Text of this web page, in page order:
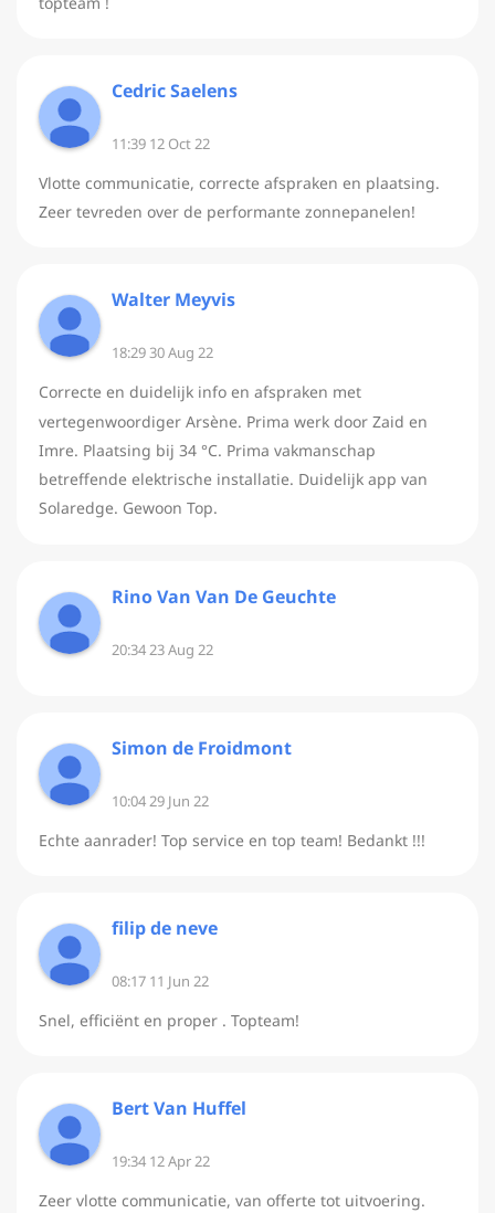
Cedric Saelens
11:39 12 Oct 22
Vlotte communicatie, correcte afspraken en plaatsing.
Zeer tevreden over de performante zonnepanelen!
Walter Meyvis
18:29 30 Aug 22
Correcte en duidelijk info en afspraken met
vertegenwoordiger Arsène. Prima werk door Zaid en
Imre. Plaatsing bij 34 °C. Prima vakmanschap
betreffende elektrische installatie. Duidelijk app van
Solaredge. Gewoon Top.
Rino Van Van De Geuchte
20:34 23 Aug 22
Simon de Froidmont
10:04 29 Jun 22
Echte aanrader! Top service en top team! Bedankt !!!
filip de neve
08:17 11 Jun 22
Snel, efficiënt en proper . Topteam!
Bert Van Huffel
19:34 12 Apr 22
Zeer vlotte communicatie, van offerte tot uitvoering.